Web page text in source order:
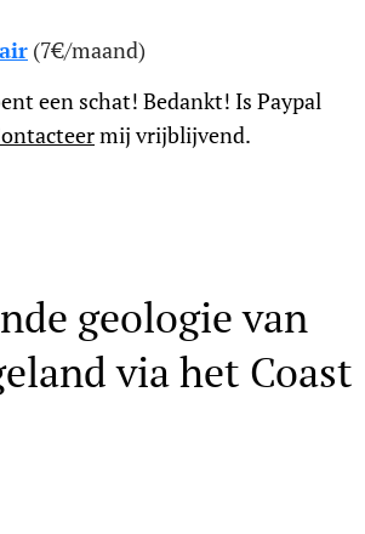
(7€/maand)
een schat! Bedankt! Is Paypal
mij vrijblijvend.
geologie van
via het Coast